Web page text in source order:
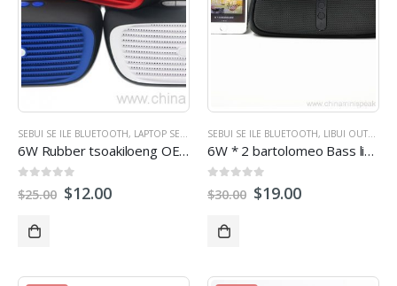
SEBUI SE ILE BLUETOOTH, LAPTOP SEBUI SE ,LIBUI OUTDOOR,DIPUISANO TSA STEREO
6W Rubber tsoakiloeng OEM mala Bluetooth sebui se le ka handsfree FM Radio tlaase Bass boima
$25.00 $12.00
SEBUI SE ILE BLUETOOTH, LIBUI OUTDOOR
6W * 2 bartolomeo Bass libui Bluetooth ka mohele diaphram utloahalla kholo
$30.00 $19.00